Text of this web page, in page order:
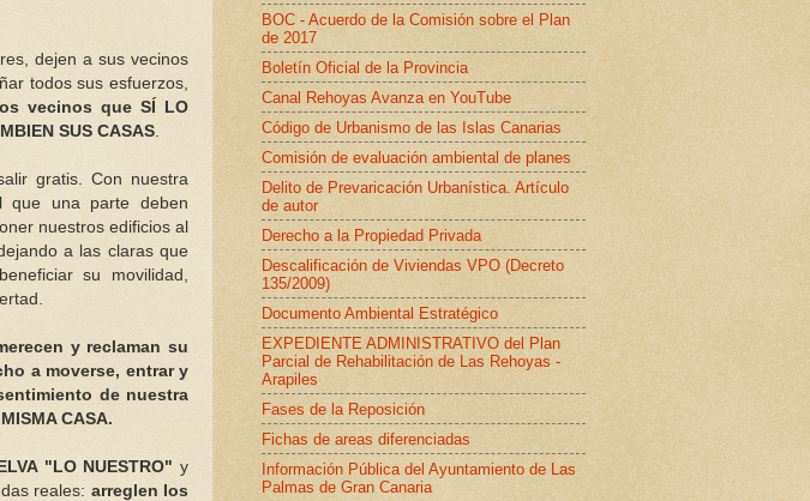
dejen a sus vecinos
todos sus esfuerzos,
vecinos que SÍ LO
SUS CASAS
gratis. Con nuestra
que una parte deben
nuestros edificios al
a las claras que
su movilidad,
y reclaman su
a moverse, entrar y
de nuestra
CASA.
"LO NUESTRO" y
reales: arreglen los
BOC - Acuerdo de la Comisión sobre el Plan
de 2017
Boletín Oficial de la Provincia
Canal Rehoyas Avanza en YouTube
Código de Urbanismo de las Islas Canarias
Comisión de evaluación ambiental de planes
Delito de Prevaricación Urbanística. Artículo
de autor
Derecho a la Propiedad Privada
Descalificación de Viviendas VPO (Decreto
135/2009)
Documento Ambiental Estratégico
EXPEDIENTE ADMINISTRATIVO del Plan
Parcial de Rehabilitación de Las Rehoyas -
Arapiles
Fases de la Reposición
Fichas de areas diferenciadas
Información Pública del Ayuntamiento de Las
Palmas de Gran Canaria